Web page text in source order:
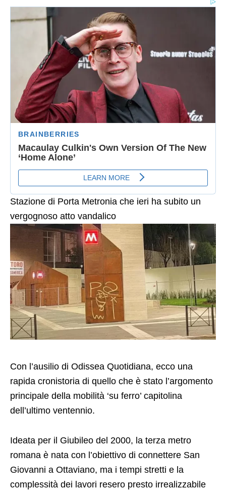
Stazione di Porta Metronia che ieri ha subito un
vergognoso atto vandalico
Con l’ausilio di Odissea Quotidiana, ecco una
rapida cronistoria di quello che è stato l’argomento
principale della mobilità ‘su ferro’ capitolina
dell’ultimo ventennio.
Ideata per il Giubileo del 2000, la terza metro
romana è nata con l’obiettivo di connettere San
Giovanni a Ottaviano, ma i tempi stretti e la
complessità dei lavori resero presto irrealizzabile